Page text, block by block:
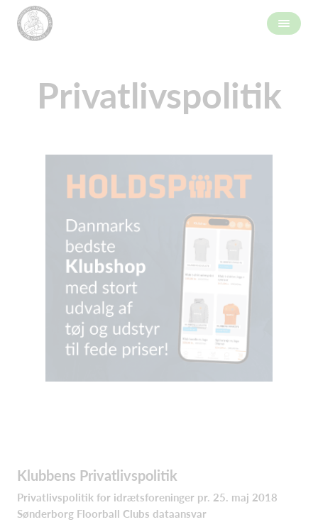
Privatlivspolitik
Klubbens Privatlivspolitik
Privatlivspolitik for idrætsforeninger pr. 25. maj 2018
Sønderborg Floorball Clubs dataansvar